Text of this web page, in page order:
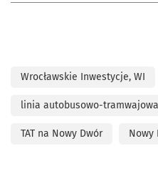
Wrocławskie Inwestycje, WI
linia autobusowo-
TAT na Nowy Dwór Nowy